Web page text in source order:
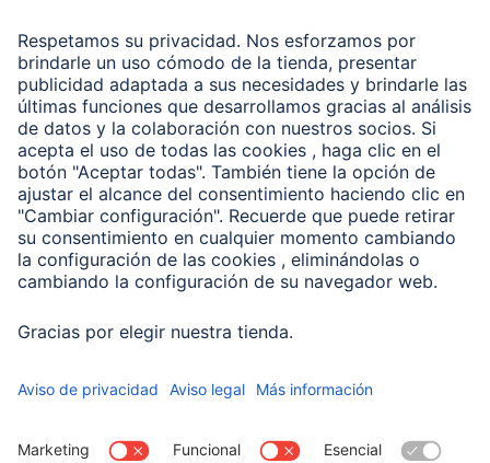
Clientes online
Conviértete en distribuidor
Compañía
Historia de la empresa
Hama en todo el Mundo
Sostenibilidad
Business-Portal